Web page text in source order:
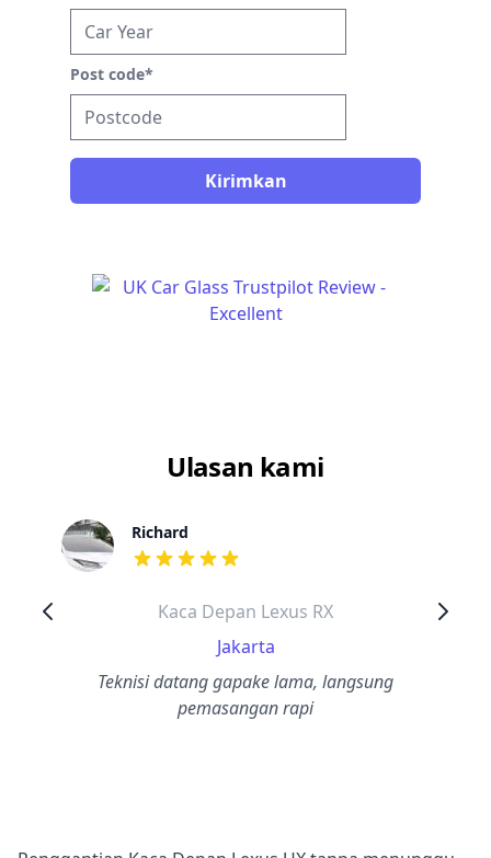
Post code*
Kirimkan
Ulasan kami
Richard
dari ulasan adalah bintang lima
Kaca Depan Lexus RX
Jakarta
Teknisi datang gapake lama, langsung
pemasangan rapi